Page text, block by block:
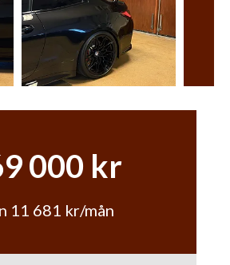
000 kr
11 681 kr/mån